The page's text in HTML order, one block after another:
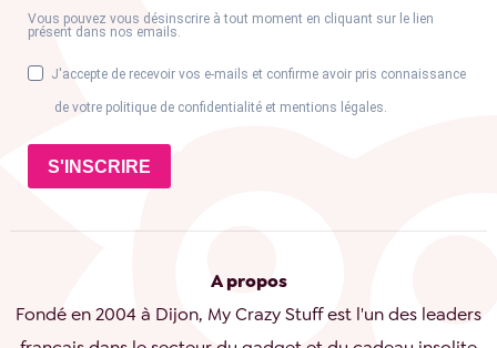
Vous pouvez vous désinscrire à tout moment en cliquant sur le lien
présent dans nos emails.
J'accepte de recevoir vos e-mails et confirme avoir pris connaissance
de votre politique de confidentialité et mentions légales.
S'INSCRIRE
A propos
Fondé en 2004 à Dijon, My Crazy Stuff est l'un des leaders